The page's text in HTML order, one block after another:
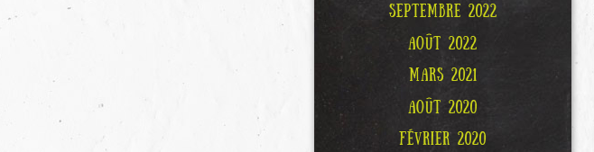
SEPTEMBRE 2022
AOÛT 2022
MARS 2021
AOÛT 2020
FÉVRIER 2020